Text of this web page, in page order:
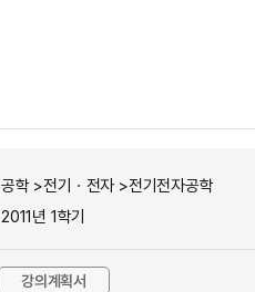
공학 >전기ㆍ전자 >전기전자공학
2011년 1학기
강의계획서